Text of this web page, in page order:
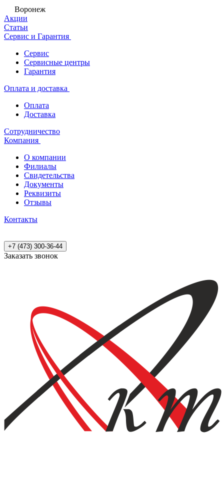
Воронеж
Акции
Статьи
Сервис и Гарантия
Сервис
Сервисные центры
Гарантия
Оплата и доставка
Оплата
Доставка
Сотрудничество
Компания
О компании
Филиалы
Свидетельства
Документы
Реквизиты
Отзывы
Контакты
+7 (473) 300-36-44
Заказать звонок